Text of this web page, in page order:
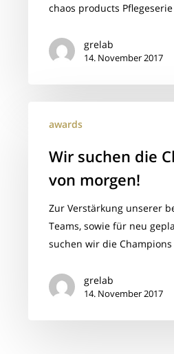
chaos products
grelab
14. November 2017
suchen
Champions
awards
Wir suchen die
von morgen!
Zur Verstärkung unserer
Teams, sowie für neu
suchen wir die
grelab
14. November 2017